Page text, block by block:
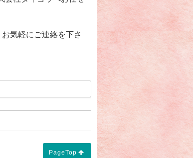
気軽にご連絡を下さ
PageTop